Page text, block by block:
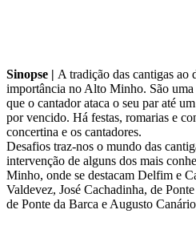
Sinopse | A tradição das cantigas ao
importância no Alto Minho. São
que o cantador ataca o seu par até
por vencido. Há festas, romarias e
concertina e os cantadores.
Desafios traz-nos o mundo das
intervenção de alguns dos mais
Minho, onde se destacam Delfim e
Valdevez, José Cachadinha, de
de Ponte da Barca e Augusto